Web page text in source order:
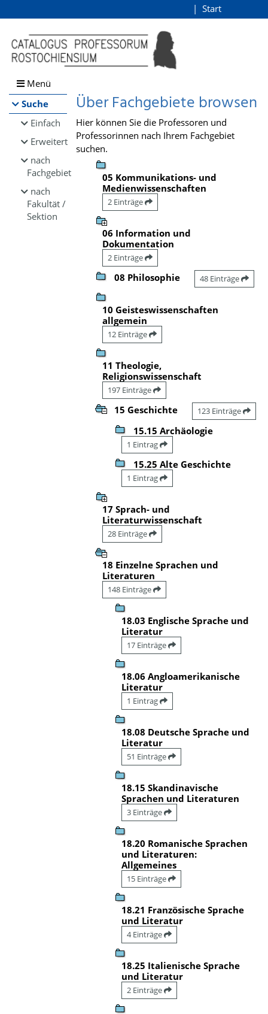
Browsen
direkt zum Inhalt
Start
Menü
Suche
Einfach
Erweitert
nach
Fachgebiet
nach
Fakultät /
Sektion
Über Fachgebiete browsen
Hier können Sie die Professoren und
Professorinnen nach Ihrem Fachgebiet
suchen.
05 Kommunikations- und
Medienwissenschaften
2 Einträge
06 Information und
Dokumentation
2 Einträge
08 Philosophie 48 Einträge
10 Geisteswissenschaften
allgemein
12 Einträge
11 Theologie,
Religionswissenschaft
197 Einträge
15 Geschichte 123 Einträge
15.15 Archäologie
1 Eintrag
15.25 Alte Geschichte
1 Eintrag
17 Sprach- und
Literaturwissenschaft
28 Einträge
18 Einzelne Sprachen und
Literaturen
148 Einträge
18.03 Englische Sprache und
Literatur
17 Einträge
18.06 Angloamerikanische
Literatur
1 Eintrag
18.08 Deutsche Sprache und
Literatur
51 Einträge
18.15 Skandinavische
Sprachen und Literaturen
3 Einträge
18.20 Romanische Sprachen
und Literaturen:
Allgemeines
15 Einträge
18.21 Französische Sprache
und Literatur
4 Einträge
18.25 Italienische Sprache
und Literatur
2 Einträge